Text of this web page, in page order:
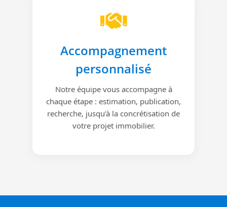
Accompagnement
personnalisé
Notre équipe vous accompagne à
chaque étape : estimation, publication,
recherche, jusqu’à la concrétisation de
votre projet immobilier.